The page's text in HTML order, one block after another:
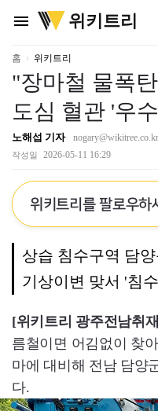
menu
위
키
리
위키트리
홈 위키트리
"장마철 물폭
도심 혈관 '우
노해섭 기자 nogary@wikitree.co.kr
작성일 2026-05-11 16:29
위키트리를 팔로우하
상습 침수구역 담
기상이변 맞서 '침
[위키트리 광주전남취
름철이면 어김없이 찾
마에 대비해 전남 담양
다.